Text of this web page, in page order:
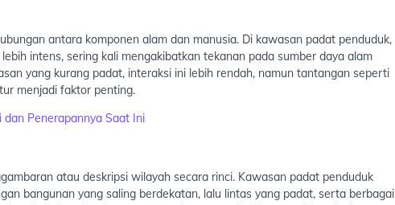
antara komponen alam dan manusia. Di kawasan padat penduduk,
intens, sering kali mengakibatkan tekanan pada sumber daya alam
yang kurang padat, interaksi ini lebih rendah, namun tantangan seperti
menjadi faktor penting.
dan Penerapannya Saat Ini
atau deskripsi wilayah secara rinci. Kawasan padat penduduk
bangunan yang saling berdekatan, lalu lintas yang padat, serta berbagai